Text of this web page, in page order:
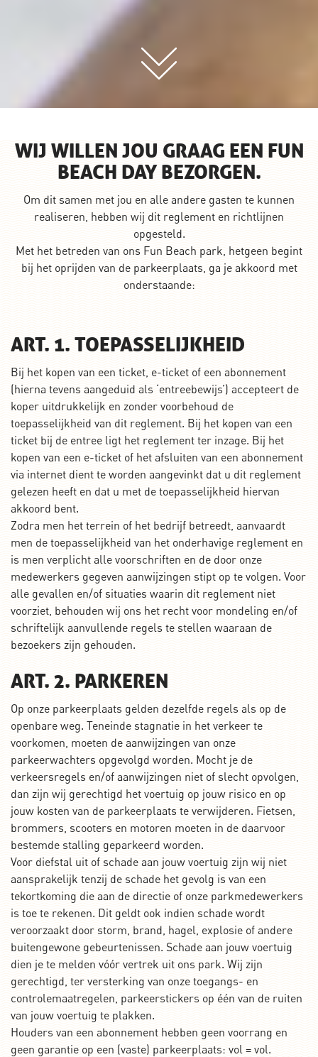
WIJ WILLEN JOU GRAAG EEN FUN
BEACH DAY BEZORGEN.
Om dit samen met jou en alle andere gasten te kunnen
realiseren, hebben wij dit reglement en richtlijnen
opgesteld.
Met het betreden van ons Fun Beach park, hetgeen begint
bij het oprijden van de parkeerplaats, ga je akkoord met
onderstaande:
ART. 1. TOEPASSELIJKHEID
Bij het kopen van een ticket, e-ticket of een abonnement
(hierna tevens aangeduid als ‘entreebewijs’) accepteert de
koper uitdrukkelijk en zonder voorbehoud de
toepasselijkheid van dit reglement. Bij het kopen van een
ticket bij de entree ligt het reglement ter inzage. Bij het
kopen van een e-ticket of het afsluiten van een abonnement
via internet dient te worden aangevinkt dat u dit reglement
gelezen heeft en dat u met de toepasselijkheid hiervan
akkoord bent.
Zodra men het terrein of het bedrijf betreedt, aanvaardt
men de toepasselijkheid van het onderhavige reglement en
is men verplicht alle voorschriften en de door onze
medewerkers gegeven aanwijzingen stipt op te volgen. Voor
alle gevallen en/of situaties waarin dit reglement niet
voorziet, behouden wij ons het recht voor mondeling en/of
schriftelijk aanvullende regels te stellen waaraan de
bezoekers zijn gehouden.
ART. 2. PARKEREN
Op onze parkeerplaats gelden dezelfde regels als op de
openbare weg. Teneinde stagnatie in het verkeer te
voorkomen, moeten de aanwijzingen van onze
parkeerwachters opgevolgd worden. Mocht je de
verkeersregels en/of aanwijzingen niet of slecht opvolgen,
dan zijn wij gerechtigd het voertuig op jouw risico en op
jouw kosten van de parkeerplaats te verwijderen. Fietsen,
brommers, scooters en motoren moeten in de daarvoor
bestemde stalling geparkeerd worden.
Voor diefstal uit of schade aan jouw voertuig zijn wij niet
aansprakelijk tenzij de schade het gevolg is van een
tekortkoming die aan de directie of onze parkmedewerkers
is toe te rekenen. Dit geldt ook indien schade wordt
veroorzaakt door storm, brand, hagel, explosie of andere
buitengewone gebeurtenissen. Schade aan jouw voertuig
dien je te melden vóór vertrek uit ons park. Wij zijn
gerechtigd, ter versterking van onze toegangs- en
controlemaatregelen, parkeerstickers op één van de ruiten
van jouw voertuig te plakken.
Houders van een abonnement hebben geen voorrang en
geen garantie op een (vaste) parkeerplaats: vol = vol.